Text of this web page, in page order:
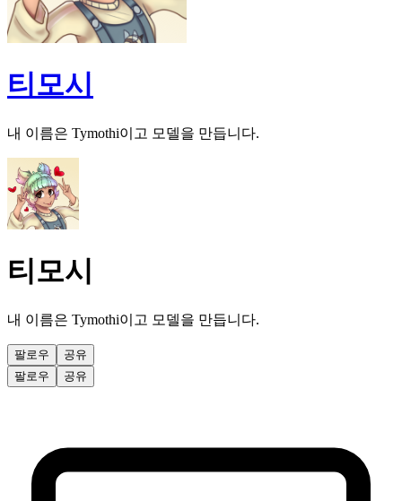
티모시
내 이름은 Tymothi이고 모델을 만듭니다.
티모시
내 이름은 Tymothi이고 모델을 만듭니다.
팔로우
공유
팔로우
공유